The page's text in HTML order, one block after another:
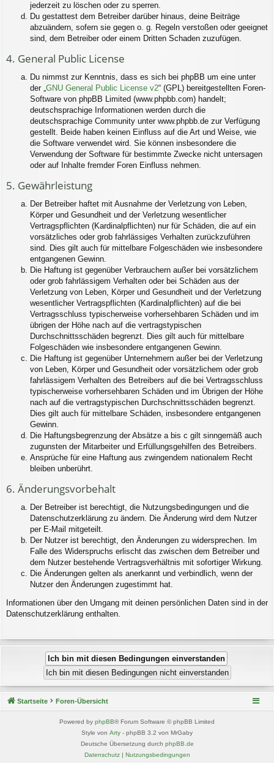
jederzeit zu löschen oder zu sperren.
Du gestattest dem Betreiber darüber hinaus, deine Beiträge
abzuändern, sofern sie gegen o. g. Regeln verstoßen oder geeignet
sind, dem Betreiber oder einem Dritten Schaden zuzufügen.
4. General Public License
Du nimmst zur Kenntnis, dass es sich bei phpBB um eine unter
der „GNU General Public License v2“ (GPL) bereitgestellten Foren-
Software von phpBB Limited (www.phpbb.com) handelt;
deutschsprachige Informationen werden durch die
deutschsprachige Community unter www.phpbb.de zur Verfügung
gestellt. Beide haben keinen Einfluss auf die Art und Weise, wie
die Software verwendet wird. Sie können insbesondere die
Verwendung der Software für bestimmte Zwecke nicht untersagen
oder auf Inhalte fremder Foren Einfluss nehmen.
5. Gewährleistung
Der Betreiber haftet mit Ausnahme der Verletzung von Leben,
Körper und Gesundheit und der Verletzung wesentlicher
Vertragspflichten (Kardinalpflichten) nur für Schäden, die auf ein
vorsätzliches oder grob fahrlässiges Verhalten zurückzuführen
sind. Dies gilt auch für mittelbare Folgeschäden wie insbesondere
entgangenen Gewinn.
Die Haftung ist gegenüber Verbrauchern außer bei vorsätzlichem
oder grob fahrlässigem Verhalten oder bei Schäden aus der
Verletzung von Leben, Körper und Gesundheit und der Verletzung
wesentlicher Vertragspflichten (Kardinalpflichten) auf die bei
Vertragsschluss typischerweise vorhersehbaren Schäden und im
übrigen der Höhe nach auf die vertragstypischen
Durchschnittsschäden begrenzt. Dies gilt auch für mittelbare
Folgeschäden wie insbesondere entgangenen Gewinn.
Die Haftung ist gegenüber Unternehmern außer bei der Verletzung
von Leben, Körper und Gesundheit oder vorsätzlichem oder grob
fahrlässigem Verhalten des Betreibers auf die bei Vertragsschluss
typischerweise vorhersehbaren Schäden und im Übrigen der Höhe
nach auf die vertragstypischen Durchschnittsschäden begrenzt.
Dies gilt auch für mittelbare Schäden, insbesondere entgangenen
Gewinn.
Die Haftungsbegrenzung der Absätze a bis c gilt sinngemäß auch
zugunsten der Mitarbeiter und Erfüllungsgehilfen des Betreibers.
Ansprüche für eine Haftung aus zwingendem nationalem Recht
bleiben unberührt.
6. Änderungsvorbehalt
Der Betreiber ist berechtigt, die Nutzungsbedingungen und die
Datenschutzerklärung zu ändern. Die Änderung wird dem Nutzer
per E-Mail mitgeteilt.
Der Nutzer ist berechtigt, den Änderungen zu widersprechen. Im
Falle des Widerspruchs erlischt das zwischen dem Betreiber und
dem Nutzer bestehende Vertragsverhältnis mit sofortiger Wirkung.
Die Änderungen gelten als anerkannt und verbindlich, wenn der
Nutzer den Änderungen zugestimmt hat.
Informationen über den Umgang mit deinen persönlichen Daten sind in der
Datenschutzerklärung enthalten.
Startseite Foren-Übersicht
Powered by phpBB® Forum Software © phpBB Limited
Style von Arty - phpBB 3.2 von MrGaby
Deutsche Übersetzung durch phpBB.de
Datenschutz| Nutzungsbedingungen